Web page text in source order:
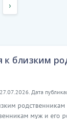
›
к близким
Дата
родственникам
муж и его